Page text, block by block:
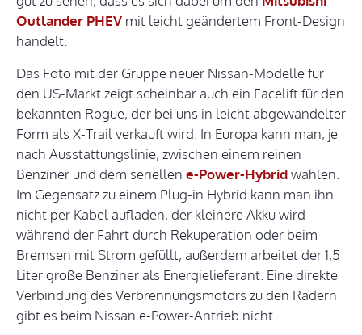
Outlander PHEV mit leicht geändertem Front-Design
handelt.
Das Foto mit der Gruppe neuer Nissan-Modelle für
den US-Markt zeigt scheinbar auch ein Facelift für den
bekannten Rogue, der bei uns in leicht abgewandelter
Form als X-Trail verkauft wird. In Europa kann man, je
nach Ausstattungslinie, zwischen einem reinen
Benziner und dem seriellen e-Power-Hybridwählen.
Im Gegensatz zu einem Plug-in Hybrid kann man ihn
nicht per Kabel aufladen, der kleinere Akku wird
während der Fahrt durch Rekuperation oder beim
Bremsen mit Strom gefüllt, außerdem arbeitet der 1,5
Liter große Benziner als Energielieferant. Eine direkte
Verbindung des Verbrennungsmotors zu den Rädern
gibt es beim Nissan e-Power-Antrieb nicht.